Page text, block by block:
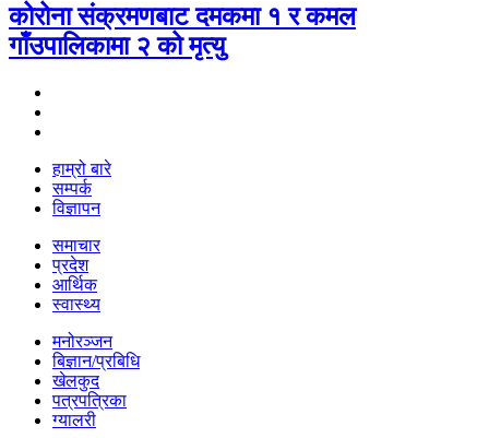
कोरोना संक्रमणबाट दमकमा १ र कमल
गाँउपालिकामा २ को मृत्यु
हाम्रो बारे
सम्पर्क
विज्ञापन
समाचार
प्रदेश
आर्थिक
स्वास्थ्य
मनोरञ्जन
बिज्ञान/प्रबिधि
खेलकुद
पत्रपत्रिका
ग्यालरी